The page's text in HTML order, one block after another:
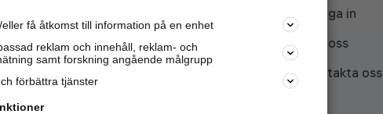
nya kunder och
samarbetspartners nära dig.
Läs mer här
Logga in
Om oss
Kontakta oss
få åtkomst till information på en enhet
reklam och innehåll, reklam- och
samt forskning angående målgrupp
förbättra tjänster